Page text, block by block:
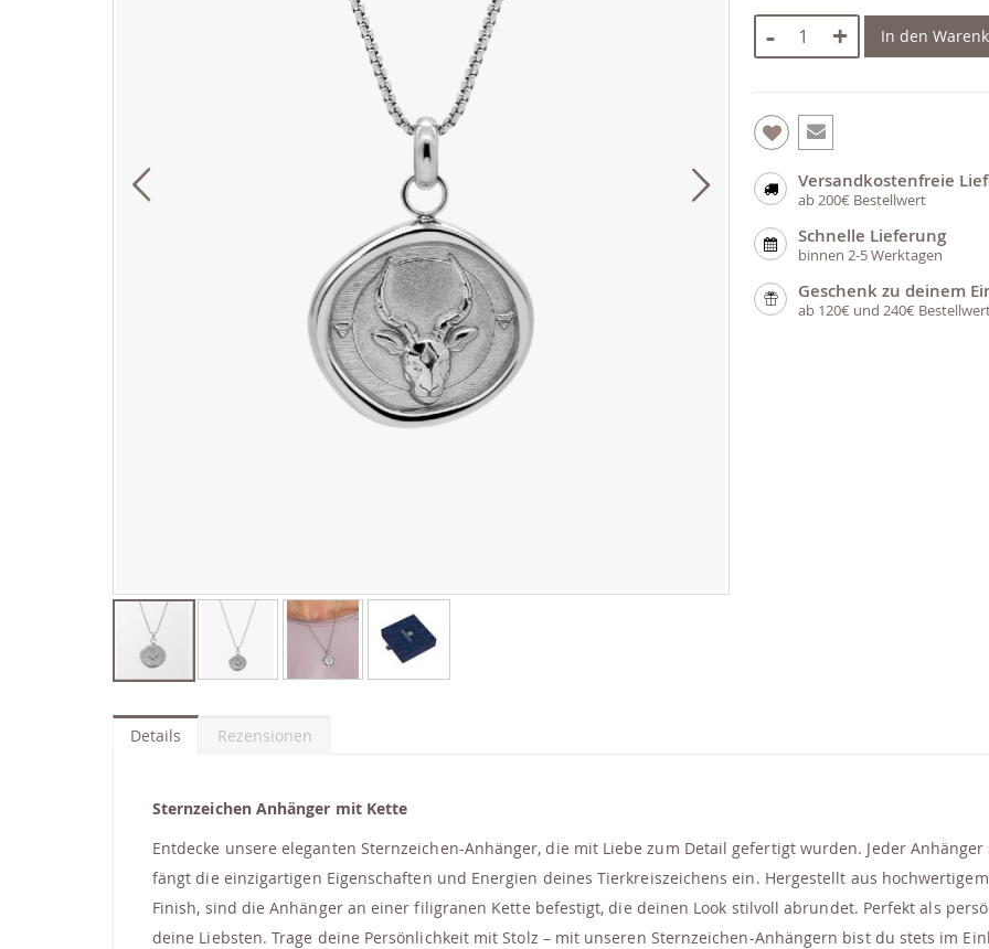
Anfang
der
- + In den
Versandkostenfreie
ab 200€ Bestellwert
Schnelle Lieferung
binnen 2-5 Werktagen
Geschenk zu deinem
ab 120€ und 240€
Details
Sternzeichen Anhänger mit Kette
Entdecke unsere eleganten Sternzeichen-Anhänger, die mit Liebe zum Detail gefertigt wurden. Jeder
fängt die einzigartigen Eigenschaften und Energien deines Tierkreiszeichens ein. Hergestellt aus
Finish, sind die Anhänger an einer filigranen Kette befestigt, die deinen Look stilvoll abrundet. Perfekt als
deine Liebsten. Trage deine Persönlichkeit mit Stolz – mit unseren Sternzeichen-Anhängern bist du stets im
Rezensionen